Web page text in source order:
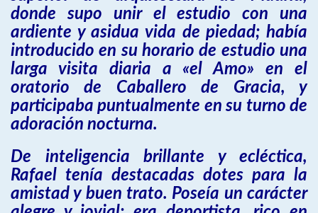
donde supo unir el estudio con una
ardiente y asidua vida de piedad; había
introducido en su horario de estudio una
larga visita diaria a «el Amo» en el
oratorio de Caballero de Gracia, y
participaba puntualmente en su turno de
adoración nocturna.
De inteligencia brillante y ecléctica,
Rafael tenía destacadas dotes para la
amistad y buen trato. Poseía un carácter